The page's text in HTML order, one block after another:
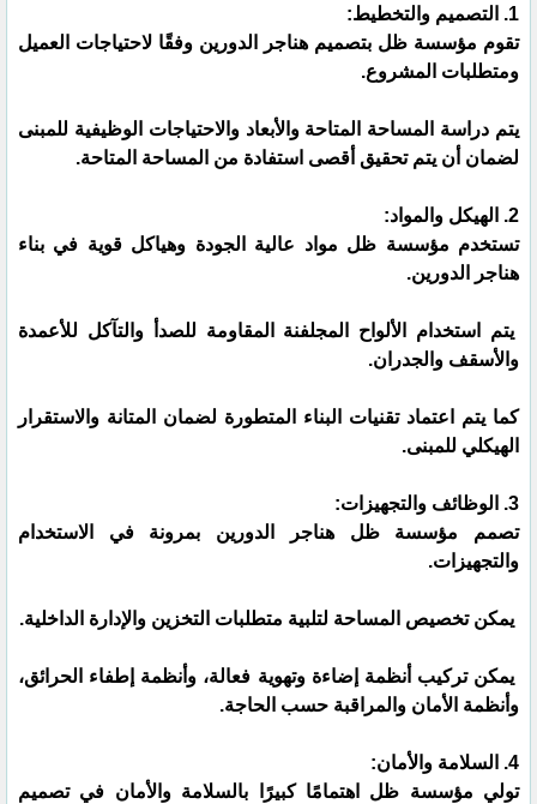
1. التصميم والتخطيط:
تقوم مؤسسة ظل بتصميم هناجر الدورين وفقًا لاحتياجات العميل
ومتطلبات المشروع.
يتم دراسة المساحة المتاحة والأبعاد والاحتياجات الوظيفية للمبنى
لضمان أن يتم تحقيق أقصى استفادة من المساحة المتاحة.
2. الهيكل والمواد:
تستخدم مؤسسة ظل مواد عالية الجودة وهياكل قوية في بناء
هناجر الدورين.
يتم استخدام الألواح المجلفنة المقاومة للصدأ والتآكل للأعمدة
والأسقف والجدران.
كما يتم اعتماد تقنيات البناء المتطورة لضمان المتانة والاستقرار
الهيكلي للمبنى.
3. الوظائف والتجهيزات:
تصمم مؤسسة ظل هناجر الدورين بمرونة في الاستخدام
والتجهيزات.
يمكن تخصيص المساحة لتلبية متطلبات التخزين والإدارة الداخلية.
يمكن تركيب أنظمة إضاءة وتهوية فعالة، وأنظمة إطفاء الحرائق،
وأنظمة الأمان والمراقبة حسب الحاجة.
4. السلامة والأمان:
تولي مؤسسة ظل اهتمامًا كبيرًا بالسلامة والأمان في تصميم